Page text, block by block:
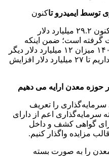
کنون
رییس هیات عامل ایمیدرو، گفت: تاکنون ۲۹.۲ میلیارد دلار
گرفته است؛ ضمن اینکه
طرح‌هایی تعریف شده که تا سال ۱۴۰۴ میزان ۱۲ میلیارد دلار دیگر
نیز سرمایه‌گذاری شود حتی برنامه داریم تا ۲۷ میلیارد دلار افزایش
سرمایه‌گذاری را تعریف
و در تلاشیم بیش از ۳۰ بسته سرمایه‌گذاری اعم از دارای
گواهی کشف و داخل
مزایده واگذار کنیم.
تصریح کرد: شرکت مس نیز ۶ معدن را به صورت بسته